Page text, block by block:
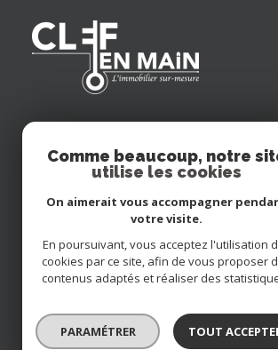
Agence Clef en Main
remi.ente@gmail.com
59270 Saint-Jans-Cappel
Nos honoraires Nos partenaires
© 2026 | Tous droits réservés
Comme beaucoup, notre
utilise les cookies
On aimerait vous accompagner
votre visite.
En poursuivant, vous acceptez l'utilisation
cookies par ce site, afin de vous proposer
contenus adaptés et réaliser des
PARAMÉTRER TOUT